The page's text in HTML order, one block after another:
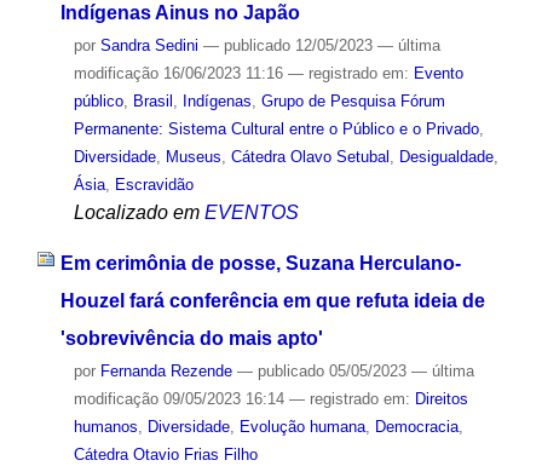
Indígenas Ainus no Japão
por Sandra Sedini — publicado12/05/2023 — última
modificação16/06/2023 11:16 — registrado em: Evento
público, Brasil Indígenas Grupo de Pesquisa Fórum
Permanente: Sistema Cultural entre o Público e o Privado,
Diversidade, Museus Cátedra Olavo Setubal Desigualdade,
Ásia, Escravidão
Localizado em EVENTOS
Em cerimônia de posse, Suzana Herculano-
Houzel fará conferência em que refuta ideia de
'sobrevivência do mais apto'
por Fernanda Rezende — publicado05/05/2023 — última
modificação09/05/2023 16:14 — registrado em: Direitos
humanos, Diversidade, Evolução humana, Democracia,
Cátedra Otavio Frias Filho